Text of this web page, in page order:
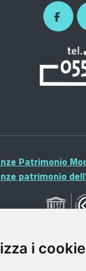
i cookie
Patrimonio
patrimonio